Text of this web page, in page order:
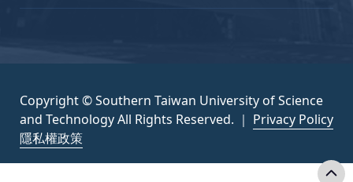
Copyright © Southern Taiwan University of Science
and Technology All Rights Reserved. ｜ Privacy Policy
隱私權政策